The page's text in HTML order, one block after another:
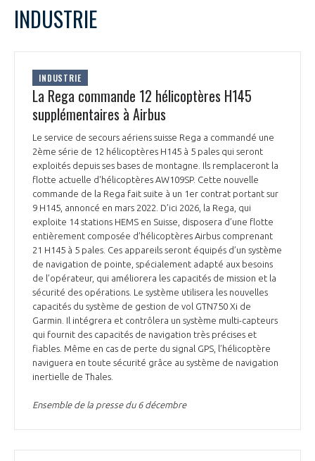
NOTRE VISION
NOS MISSIONS
NOTRE HISTOIRE
ORGANISATION
LE CONSEIL DU GIFAS
L’ÉQUIPE DU GIFAS
NOS RÉSEAUX À L'INTERNATIONAL
FONCTIONNEMENT
GEADS
COMITÉ AERO PME
STARTAIR
COMMISSIONS ET COMITÉS
ACCOMPAGNEMENT DE NOS ADHÉRENTS
LES PROGRAMMES DU GIFAS
UN ÉCOSYSTÈME INTÉGRÉ ET COHÉRENT
POURQUOI DEVENIR MEMBRE ?
LA MÉDIATION
LA MÉDIATION DANS LA FILIÈRE AÉRONAUTIQUE ET SPATIALE
LE MÉDIATEUR DE LA FILIÈRE AÉRONAUTIQUE ET SPATIALE
MÉDIATION ET CHARTE D’ENGAGEMENT SUR LES RELATIONS ENTRE
CLIENTS ET FOURNISSEURS
LA MÉDIATION AU-DELÀ DE LA FILIÈRE AÉRONAUTIQUE ET SPATIALE
LE SALON DU BOURGET
L'OBSERVATOIRE
CHIFFRES CLÉS
LES ENJEUX
L
1 2 3
4
13 14 17
20 21 22
INDUSTRIE
INDUSTRIE
La Rega commande 12 hélicoptères H145
supplémentaires à Airbus
Le service de secours aériens suisse Rega a commandé une
2ème série de 12 hélicoptères H145 à 5 pales qui seront
exploités depuis ses bases de montagne. Ils remplaceront la
flotte actuelle d'hélicoptères AW109SP. Cette nouvelle
commande de la Rega fait suite à un 1er contrat portant sur
9 H145, annoncé en mars 2022. D’ici 2026, la Rega, qui
exploite 14 stations HEMS en Suisse, disposera d’une flotte
entièrement composée d’hélicoptères Airbus comprenant
21 H145 à 5 pales. Ces appareils seront équipés d’un système
de navigation de pointe, spécialement adapté aux besoins
de l’opérateur, qui améliorera les capacités de mission et la
sécurité des opérations. Le système utilisera les nouvelles
capacités du système de gestion de vol GTN750 Xi de
Garmin. Il intégrera et contrôlera un système multi-capteurs
qui fournit des capacités de navigation très précises et
fiables. Même en cas de perte du signal GPS, l’hélicoptère
naviguera en toute sécurité grâce au système de navigation
inertielle de Thales.
Ensemble de la presse du 6 décembre
votre réseau au sein d’un écosystème intégré et
Découvrez les avantages d'adhérer au GIFAS.
Rencontres, salons, données sectorielles,
programmes ...
DEMANDE D’ADHÉSION